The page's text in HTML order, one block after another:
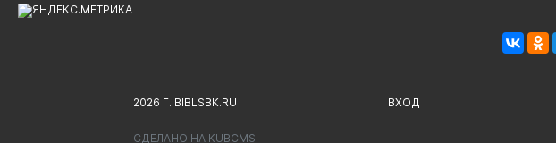
2026 Г. BIBLSBK.RU ВХОД
СДЕЛАНО НА KUBCMS